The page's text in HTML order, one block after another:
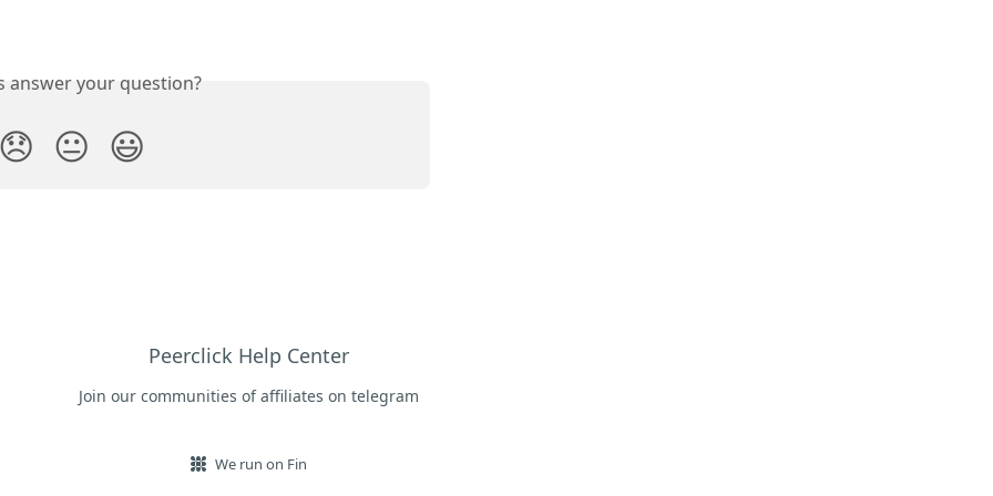
answer your question?
😞 😐 😃
Peerclick Help Center
Join our communities of affiliates on telegram
We run on Fin